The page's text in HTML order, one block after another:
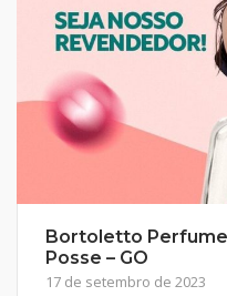
Bortoletto
Posse – GO
17 de setembro de 2023